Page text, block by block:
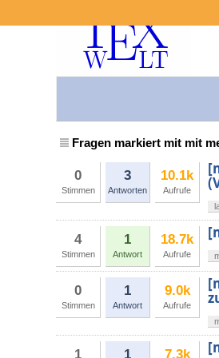
Fragen markiert mit mit
0
Stimmen
3
Antworten
10.1k
Aufrufe
4
Stimmen
1
Antwort
18.7k
Aufrufe
0
Stimmen
1
Antwort
9.0k
Aufrufe
1 1 7.3k